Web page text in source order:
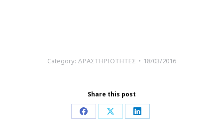
Category: ΔΡΑΣΤΗΡΙΟΤΗΤΕΣ 18/03/2016
Share this post
Share Share Share